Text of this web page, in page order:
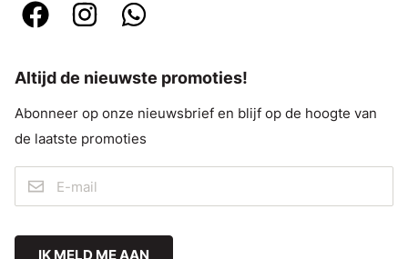
Altijd de nieuwste promoties!
Abonneer op onze nieuwsbrief en blijf op de hoogte van
de laatste promoties
IK MELD ME AAN